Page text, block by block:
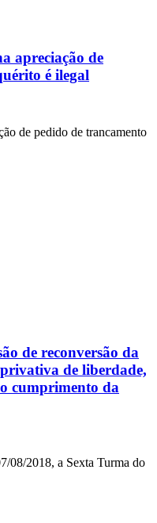
apreciação de
é ilegal
de pedido de trancamento
de reconversão da
de liberdade,
cumprimento da
08/2018, a Sexta Turma do